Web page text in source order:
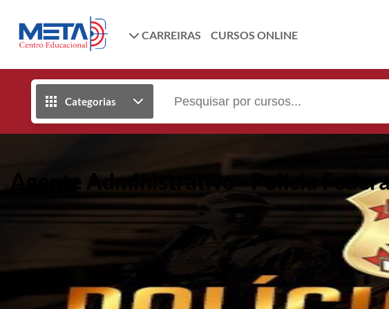
CARREIRAS CURSOS ONLINE
Categorias
Agente Administrativo - Policia